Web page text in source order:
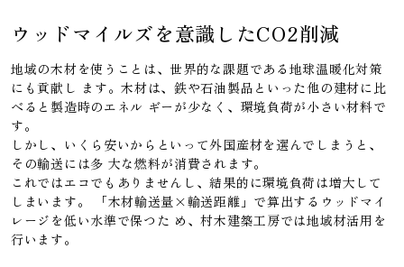
ウッドマイルズを意識したCO2削減
地域の木材を使うことは、世界的な課題である地球温暖化対策
にも貢献し ます。木材は、鉄や石油製品といった他の建材に比
べると製造時のエネル ギーが少なく、環境負荷が小さい材料で
す。
しかし、いくら安いからといって外国産材を選んでしまうと、
その輸送には多 大な燃料が消費されます。
これではエコでもありませんし、結果的に環境負荷は増大して
しまいます。 「木材輸送量×輸送距離」で算出するウッドマイ
レージを低い水準で保つた め、村木建築工房では地域材活用を
行います。